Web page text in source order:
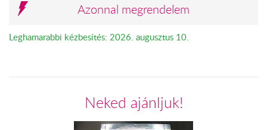
Azonnal megrendelem
Leghamarabbi kézbesítés: 2026. augusztus 10.
Neked ajánljuk!